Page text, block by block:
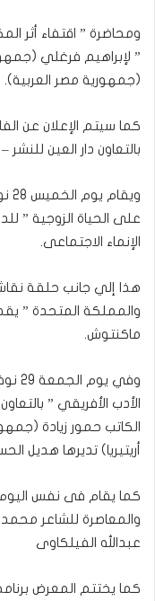
ومحاضرة ” اقتفاء أثر
” لإبراهيم فرغلي
(جمهورية مصر العربية).
كما سيتم الإعلان عن
بالتعاون دار العين
على الحياة الزوجية ”
الإنماء الاجتماعى.
هذا إلي جانب حلقة
والمملكة المتحدة ”
ماكنتوش.
الأدب الأفريقي ”
الكاتب حمور زيادة
أريتيريا) تديرها هديل
كما يقام فى نفس
والمعاصرة للشاعر
عبدالله الفيلكاوى